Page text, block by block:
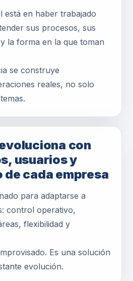
está en haber trabajado
sus procesos, sus
la forma en la que toman
se construye
reales, no solo
evoluciona con
usuarios y
cada empresa
para adaptarse a
control operativo,
flexibilidad y
Es una solución
evolución.